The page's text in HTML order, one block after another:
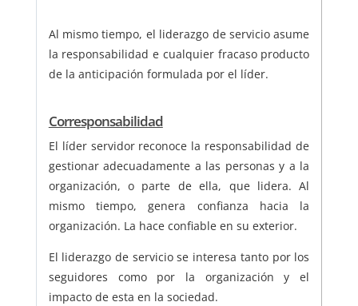
Al mismo tiempo, el liderazgo de servicio asume
la responsabilidad e cualquier fracaso producto
de la anticipación formulada por el líder.
Corresponsabilidad
El líder servidor reconoce la responsabilidad de
gestionar adecuadamente a las personas y a la
organización, o parte de ella, que lidera. Al
mismo tiempo, genera confianza hacia la
organización. La hace confiable en su exterior.
El liderazgo de servicio se interesa tanto por los
seguidores como por la organización y el
impacto de esta en la sociedad.